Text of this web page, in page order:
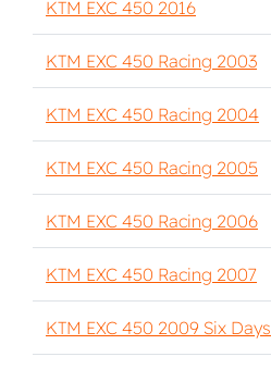
KTM EXC 450 2016
KTM EXC 450 Racing 2003
KTM EXC 450 Racing 2004
KTM EXC 450 Racing 2005
KTM EXC 450 Racing 2006
KTM EXC 450 Racing 2007
KTM EXC 450 2009 Six Days